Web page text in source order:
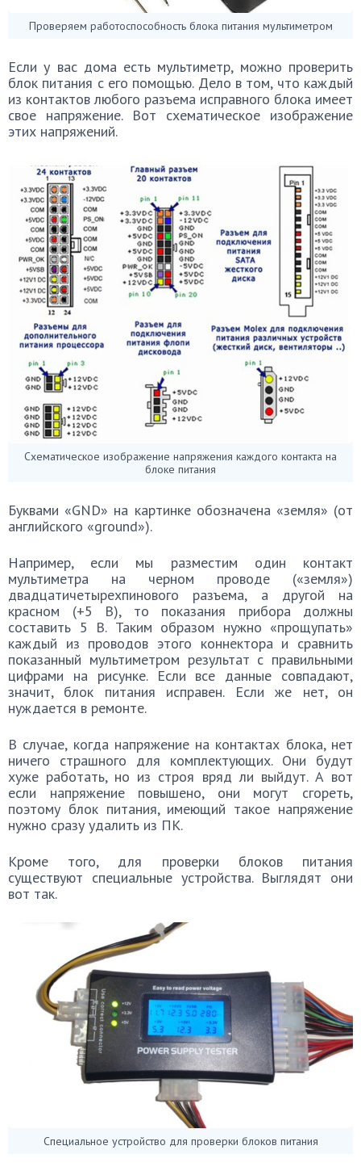
Проверяем работоспособность блока питания мультиметром
Если у вас дома есть мультиметр, можно проверить
блок питания с его помощью. Дело в том, что каждый
из контактов любого разъема исправного блока имеет
свое напряжение. Вот схематическое изображение
этих напряжений.
Схематическое изображение напряжения каждого контакта на
блоке питания
Буквами «GND» на картинке обозначена «земля» (от
английского «ground»).
Например, если мы разместим один контакт
мультиметра на черном проводе («земля»)
двадцатичетырехпинового разъема, а другой на
красном (+5 В), то показания прибора должны
составить 5 В. Таким образом нужно «прощупать»
каждый из проводов этого коннектора и сравнить
показанный мультиметром результат с правильными
цифрами на рисунке. Если все данные совпадают,
значит, блок питания исправен. Если же нет, он
нуждается в ремонте.
В случае, когда напряжение на контактах блока, нет
ничего страшного для комплектующих. Они будут
хуже работать, но из строя вряд ли выйдут. А вот
если напряжение повышено, они могут сгореть,
поэтому блок питания, имеющий такое напряжение
нужно сразу удалить из ПК.
Кроме того, для проверки блоков питания
существуют специальные устройства. Выглядят они
вот так.
Специальное устройство для проверки блоков питания